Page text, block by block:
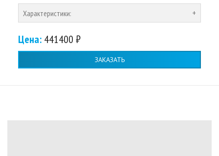
Характеристики:
Цена: 441400 ₽
ЗАКАЗАТЬ